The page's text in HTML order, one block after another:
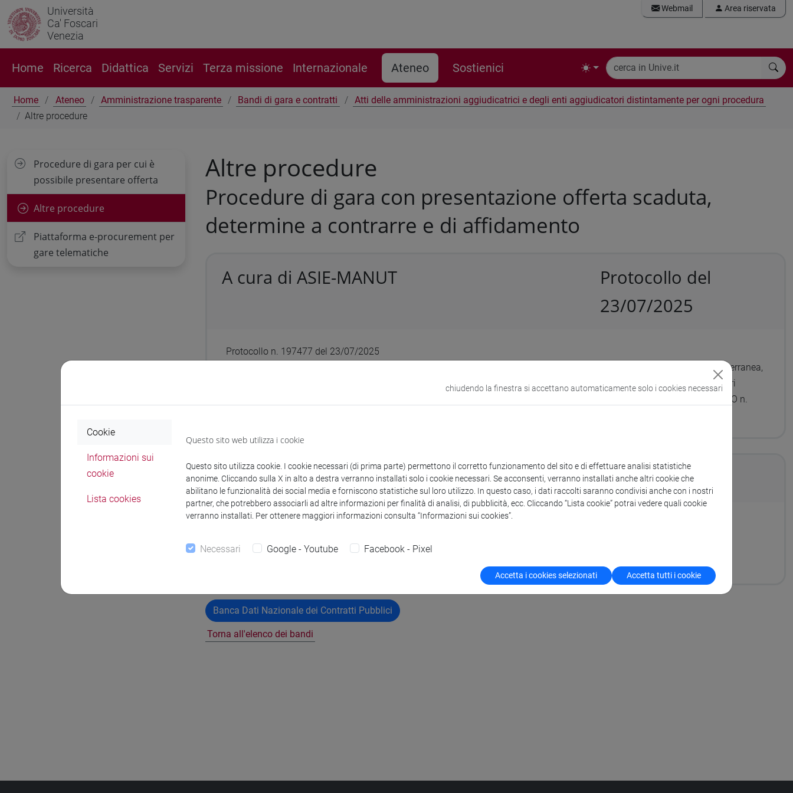
Università
Ca' Foscari
Venezia
Webmail Area riservata
Home Ricerca Didattica Servizi Terza missione Internazionale Ateneo Sostienici
Home Ateneo Amministrazione trasparente Bandi di gara e contratti
Atti delle amministrazioni aggiudicatrici e degli enti aggiudicatori distintamente per ogni procedura
Altre procedure
Altre procedure
Procedure di gara con presentazione offerta scaduta,
determine a contrarre e di affidamento
A cura di ASIE-MANUT
Protocollo del
23/07/2025
Protocollo n. 197477 del 23/07/2025
Sedi varie - Affidamento diretto della fornitura di arredi per le esigenze del Dipartimento di Studi sull'Asia e sull'Africa Mediterranea,
del Dipartimento di Studi Umanistici, della Venice School of Management, del Centro Linguistico di Ateneo, della Ca' Foscari
School for International Education e dell’Amministrazione Centrale a PROMAL S.r.l. mediante Trattativa Diretta in MEPA RDO n.
Documenti collegati al bando
copertina.pdf
Banca Dati Nazionale dei Contratti Pubblici
Torna all'elenco dei bandi
Procedure di gara per cui è
possibile presentare offerta
Altre procedure
Piattaforma e-procurement per
gare telematiche
chiudendo la finestra si accettano automaticamente solo i cookies necessari
Cookie
Informazioni sui
cookie
Lista cookies
Questo sito web utilizza i cookie
Questo sito utilizza cookie. I cookie necessari (di prima parte) permettono il corretto funzionamento del sito e di effettuare analisi statistiche
anonime. Cliccando sulla X in alto a destra verranno installati solo i cookie necessari. Se acconsenti, verranno installati anche altri cookie che
abilitano le funzionalità dei social media e forniscono statistiche sul loro utilizzo. In questo caso, i dati raccolti saranno condivisi anche con i nostri
partner, che potrebbero associarli ad altre informazioni per finalità di analisi, di pubblicità, ecc. Cliccando “Lista cookie” potrai vedere quali cookie
verranno installati. Per ottenere maggiori informazioni consulta “Informazioni sui cookies”.
Necessari Google - Youtube Facebook - Pixel
Accetta i cookies selezionati Accetta tutti i cookie